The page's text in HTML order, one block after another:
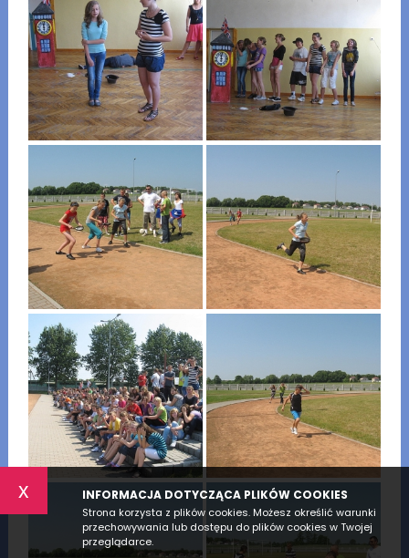
x INFORMACJA DOTYCZĄCA PLIKÓW COOKIES
Strona korzysta z plików cookies. Możesz określić warunki
przechowywania lub dostępu do plików cookies w Twojej
przeglądarce.